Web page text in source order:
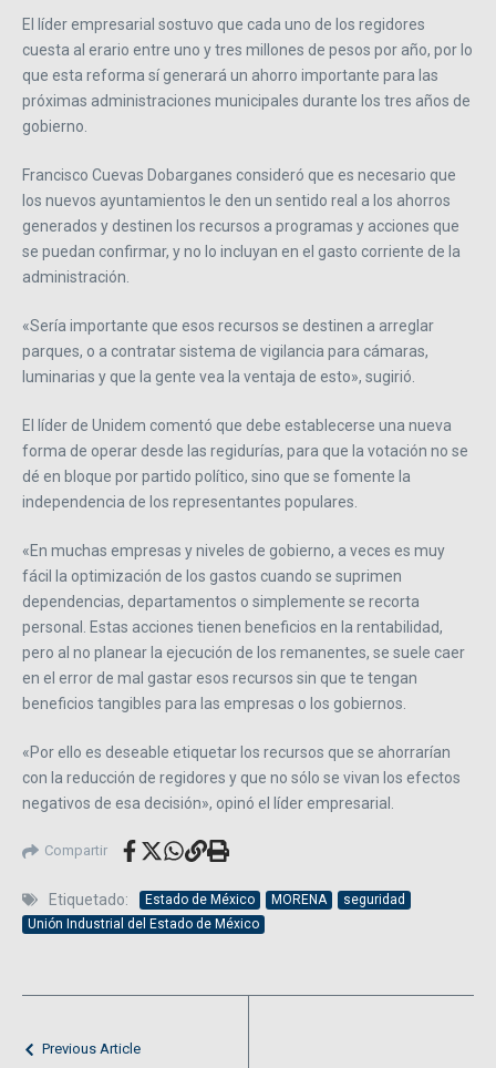
El líder empresarial sostuvo que cada uno de los regidores
cuesta al erario entre uno y tres millones de pesos por año, por lo
que esta reforma sí generará un ahorro importante para las
próximas administraciones municipales durante los tres años de
gobierno.
Francisco Cuevas Dobarganes consideró que es necesario que
los nuevos ayuntamientos le den un sentido real a los ahorros
generados y destinen los recursos a programas y acciones que
se puedan confirmar, y no lo incluyan en el gasto corriente de la
administración.
«Sería importante que esos recursos se destinen a arreglar
parques, o a contratar sistema de vigilancia para cámaras,
luminarias y que la gente vea la ventaja de esto», sugirió.
El líder de Unidem comentó que debe establecerse una nueva
forma de operar desde las regidurías, para que la votación no se
dé en bloque por partido político, sino que se fomente la
independencia de los representantes populares.
«En muchas empresas y niveles de gobierno, a veces es muy
fácil la optimización de los gastos cuando se suprimen
dependencias, departamentos o simplemente se recorta
personal. Estas acciones tienen beneficios en la rentabilidad,
pero al no planear la ejecución de los remanentes, se suele caer
en el error de mal gastar esos recursos sin que te tengan
beneficios tangibles para las empresas o los gobiernos.
«Por ello es deseable etiquetar los recursos que se ahorrarían
con la reducción de regidores y que no sólo se vivan los efectos
negativos de esa decisión», opinó el líder empresarial.
Compartir
Etiquetado: Estado de México MORENA
seguridad
Unión Industrial del Estado de México
Previous Article